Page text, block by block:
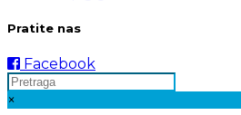
Pratite nas
Facebook
×